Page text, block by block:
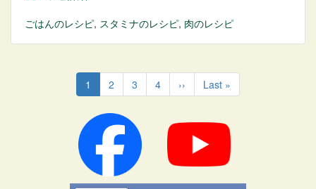
ごはんのレシピ, スタミナのレシピ, 肉のレシピ
カ
レ
ト
ジ
1
ペ
ー
ジ
2
ペ
ー
3
ペ
ー
4
次
ペ
ジ
››
最
終
ー
ジ
Last »